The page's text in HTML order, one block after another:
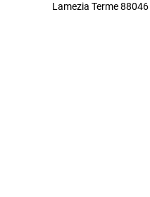
Lamezia Terme 88046